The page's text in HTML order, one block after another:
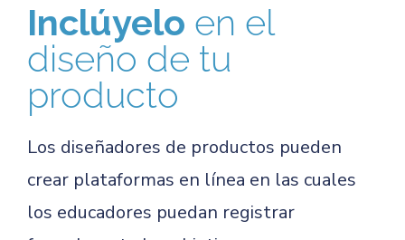
Inclúyelo en el
diseño de tu
producto
Los diseñadores de productos pueden
crear plataformas en línea en las cuales
los educadores puedan registrar